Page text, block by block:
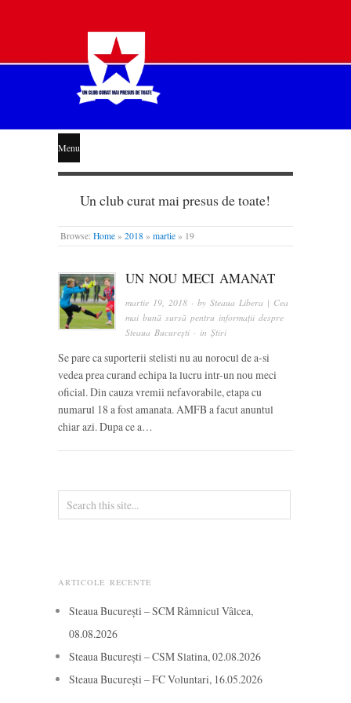
STEAUA
LIBERĂ
Menu
Un club curat mai presus de toate!
Browse: Home » 2018 » martie » 19
UN NOU MECI AMANAT
martie 19, 2018 · bySteaua Libera | Cea
mai bună sursă pentru informații despre
Steaua București · inȘtiri
Se pare ca suporterii stelisti nu au norocul de a-si
vedea prea curand echipa la lucru intr-un nou meci
oficial. Din cauza vremii nefavorabile, etapa cu
numarul 18 a fost amanata. AMFB a facut anuntul
chiar azi. Dupa ce a…
ARTICOLE RECENTE
Steaua București – SCM Râmnicul Vâlcea,
08.08.2026
Steaua București – CSM Slatina, 02.08.2026
Steaua București – FC Voluntari, 16.05.2026